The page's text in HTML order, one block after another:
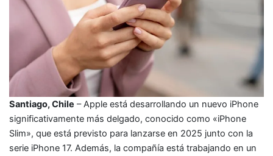
Santiago, Chile – Apple está desarrollando un nuevo iPhone
significativamente más delgado, conocido como «iPhone
Slim», que está previsto para lanzarse en 2025 junto con la
serie iPhone 17. Además, la compañía está trabajando en un